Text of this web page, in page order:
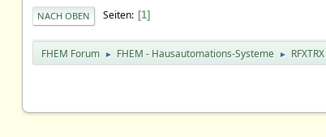
NACH OBEN Seiten 1
FHEM Forum ► FHEM - Hausautomations-Systeme ► RFXTRX